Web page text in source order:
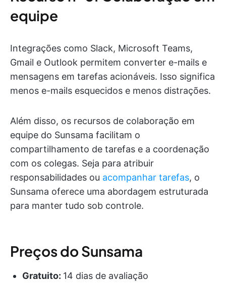
equipe
Integrações como Slack, Microsoft Teams,
Gmail e Outlook permitem converter e-mails e
mensagens em tarefas acionáveis. Isso significa
menos e-mails esquecidos e menos distrações.
Além disso, os recursos de colaboração em
equipe do Sunsama facilitam o
compartilhamento de tarefas e a coordenação
com os colegas. Seja para atribuir
responsabilidades ou acompanhar tarefas, o
Sunsama oferece uma abordagem estruturada
para manter tudo sob controle.
Preços do Sunsama
Gratuito: 14 dias de avaliação